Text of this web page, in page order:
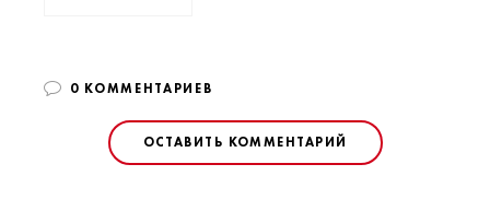
0 КОММЕНТАРИЕВ
ОСТАВИТЬ КОММЕНТАРИЙ